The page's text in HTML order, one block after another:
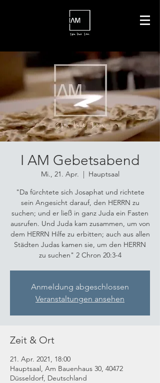
I AM Gebetsabend
Mi., 21. Apr.
  |
Hauptsaal
"Da fürchtete sich Josaphat und richtete
sein Angesicht darauf, den HERRN zu
suchen; und er ließ in ganz Juda ein Fasten
ausrufen. Und Juda kam zusammen, um von
dem HERRN Hilfe zu erbitten; auch aus allen
Städten Judas kamen sie, um den HERRN
zu suchen" 2 Chron 20:3-4
Anmeldung abgeschlossen
Veranstaltungen ansehen
Zeit & Ort
21. Apr. 2021, 18:00
Hauptsaal, Am Bauenhaus 30, 40472
Düsseldorf, Deutschland